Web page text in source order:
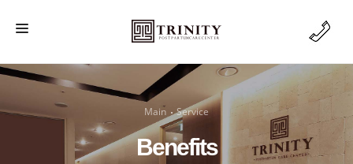
MAIN
FACILITY
BODY CARE
Main Service
Benefits